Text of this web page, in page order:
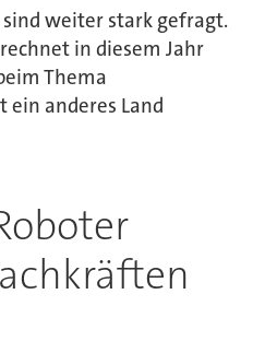
weiter stark gefragt.
in diesem Jahr
Thema
anderes Land